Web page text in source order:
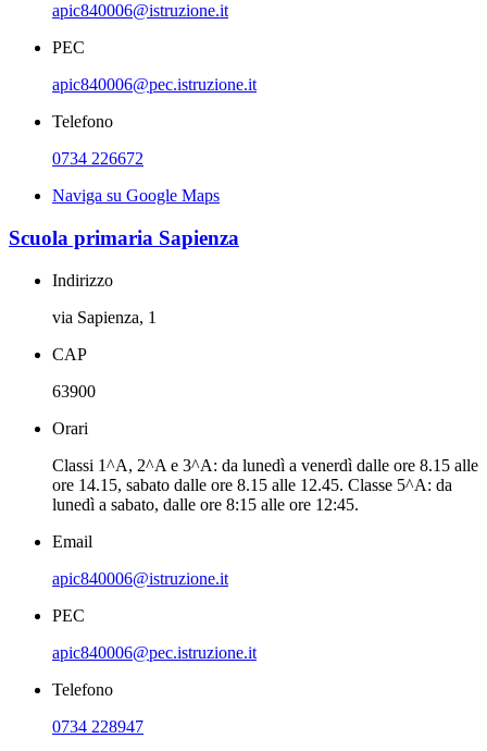
apic840006@istruzione.it
PEC
apic840006@pec.istruzione.it
Telefono
0734 226672
Naviga su Google Maps
Scuola primaria Sapienza
Indirizzo
via Sapienza, 1
CAP
63900
Orari
Classi 1^A, 2^A e 3^A: da lunedì a venerdì dalle ore 8.15 alle
ore 14.15, sabato dalle ore 8.15 alle 12.45. Classe 5^A: da
lunedì a sabato, dalle ore 8:15 alle ore 12:45.
Email
apic840006@istruzione.it
PEC
apic840006@pec.istruzione.it
Telefono
0734 228947